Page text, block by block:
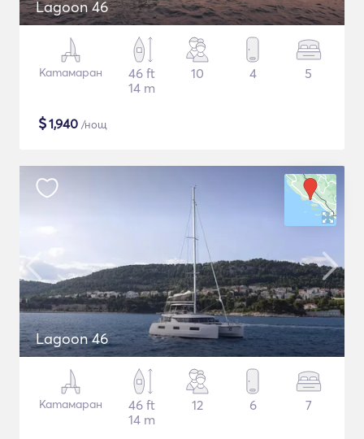
Lagoon 46
Катамаран
46 ft
14 m
10 4 5
$1,940 /нощ
Lagoon 46
Катамаран
46 ft
14 m
12 6 7